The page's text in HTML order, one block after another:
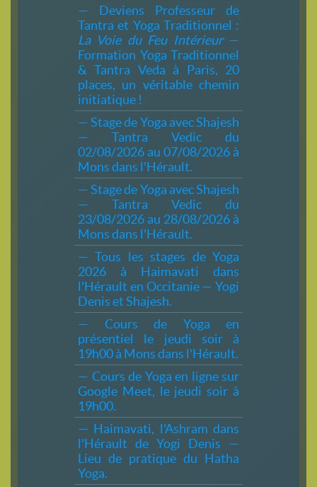
— Deviens Professeur de
Tantra et Yoga Traditionnel :
La Voie du Feu Intérieur—
Formation Yoga Traditionnel
& Tantra Veda à Paris, 20
places, un véritable chemin
initiatique !
— Stage de Yoga avec Shajesh
— Tantra Vedic du
02/08/2026 au 07/08/2026 à
Mons dans l'Hérault.
— Stage de Yoga avec Shajesh
— Tantra Vedic du
23/08/2026 au 28/08/2026 à
Mons dans l'Hérault.
— Tous les stages de Yoga
2026 à Haimavati dans
l'Hérault en Occitanie — Yogi
Denis et Shajesh.
— Cours de Yoga en
présentiel le jeudi soir à
19h00 à Mons dans l'Hérault.
— Cours de Yoga en ligne sur
Google Meet, le jeudi soir à
19h00.
— Haimavati, l'Ashram dans
l'Hérault de Yogi Denis —
Lieu de pratique du Hatha
Yoga.